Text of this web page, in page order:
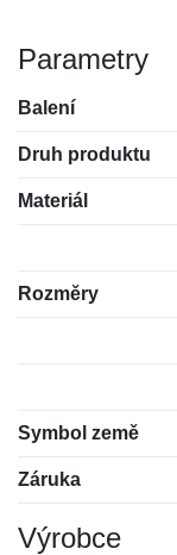
Parametry
Balení
Druh produktu
Materiál
Rozměry
Symbol země
Záruka
Výrobce